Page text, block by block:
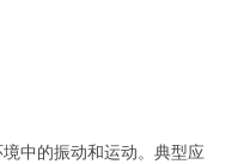
中的振动和运动。典型应